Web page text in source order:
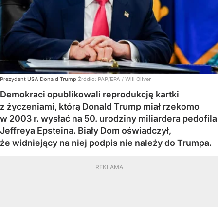
Prezydent USA Donald Trump Źródło: PAP/EPA / Will Oliver
Demokraci opublikowali reprodukcję kartki
z życzeniami, którą Donald Trump miał rzekomo
w 2003 r. wysłać na 50. urodziny miliardera pedofila
Jeffreya Epsteina. Biały Dom oświadczył,
że widniejący na niej podpis nie należy do Trumpa.